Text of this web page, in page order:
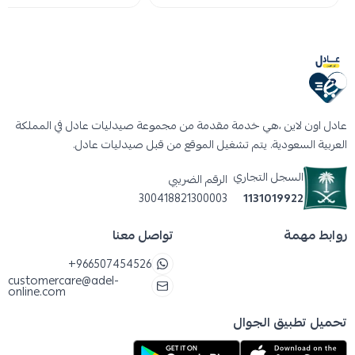
عادل اون لاين ،هي خدمة مقدمة من مجموعة صيدليات عادل في المملكة
العربية السعودية. يتم تشغيل الموقع من قبل صيدليات عادل.
السجل التجاري
1131019922
الرقم الضريبي
300418821300003
روابط مهمة تواصل معنا
+966507454526
customercare@adel-
online.com
تحميل تطبيق الجوال